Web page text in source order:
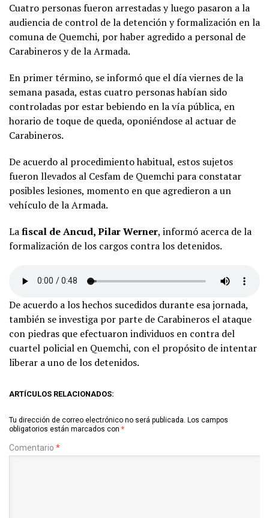
Cuatro personas fueron arrestadas y luego pasaron a la
audiencia de control de la detención y formalización en la
comuna de Quemchi, por haber agredido a personal de
Carabineros y de la Armada.
En primer término, se informó que el día viernes de la
semana pasada, estas cuatro personas habían sido
controladas por estar bebiendo en la vía pública, en
horario de toque de queda, oponiéndose al actuar de
Carabineros.
De acuerdo al procedimiento habitual, estos sujetos
fueron llevados al Cesfam de Quemchi para constatar
posibles lesiones, momento en que agredieron a un
vehículo de la Armada.
Lafiscal de Ancud, Pilar Werner, informó acerca de la
formalización de los cargos contra los detenidos.
De acuerdo a los hechos sucedidos durante esa jornada,
también se investiga por parte de Carabineros el ataque
con piedras que efectuaron individuos en contra del
cuartel policial en Quemchi, con el propósito de intentar
liberar a uno de los detenidos.
ARTÍCULOS RELACIONADOS:
Tu dirección de correo electrónico no será publicada. Los campos
obligatorios están marcados con *
Comentario *